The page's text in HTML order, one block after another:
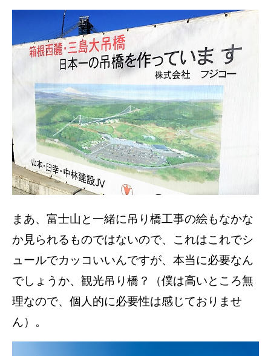
まあ、富士山と一緒に吊り橋工事の絵もなかな
か見られるものではないので、これはこれでシ
ュールでカッコいいんですが、本当に必要なん
でしょうか、観光吊り橋？（僕は高いところ無
理なので、個人的に必要性は感じておりませ
ん）。